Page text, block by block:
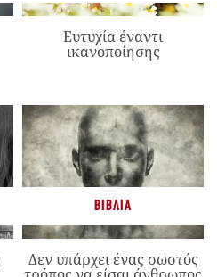
Ευτυχία έναντι
ικανοποίησης
ΒΙΒΛΊΑ
Δεν υπάρχει ένας σωστός